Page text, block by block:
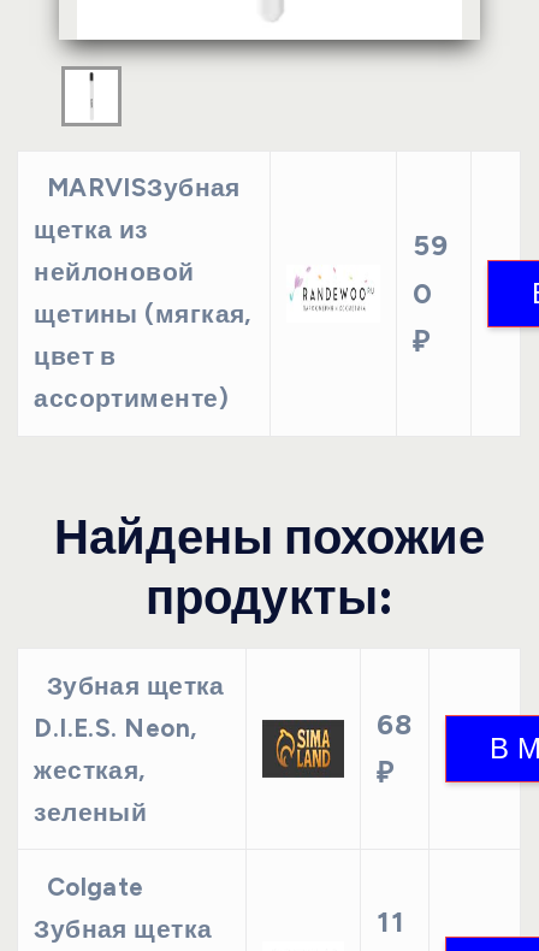
MARVISЗубная
щетка из
нейлоновой
щетины (мягкая,
цвет в
ассортименте)
59
0
₽
Найдены похожие
продукты:
Зубная щетка
D.I.E.S. Neon,
жесткая,
зеленый
68
₽
Colgate
Зубная щетка
11